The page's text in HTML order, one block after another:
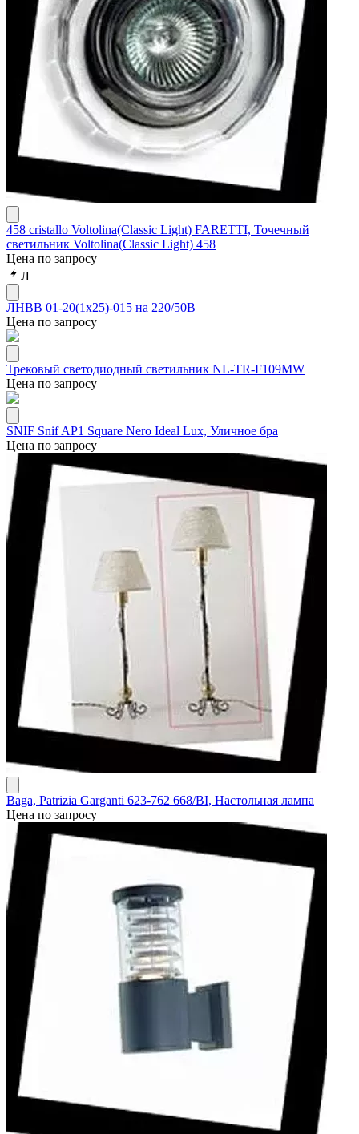
458 cristallo Voltolina(Classic Light) FARETTI, Точечный
светильник Voltolina(Classic Light) 458
Цена по запросу
Л
ЛНВВ 01-20(1х25)-015 на 220/50В
Цена по запросу
Трековый светодиодный светильник NL-TR-F109MW
Цена по запросу
SNIF Snif AP1 Square Nero Ideal Lux, Уличное бра
Цена по запросу
Baga, Patrizia Garganti 623-762 668/BI, Настольная лампа
Цена по запросу